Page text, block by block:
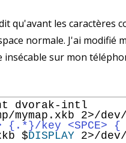
qu'avant les caractères
normale. J'ai
insécable sur mon
dvorak-intl
mymap.xkb 2>/
{.*}/key
$DISPLAY